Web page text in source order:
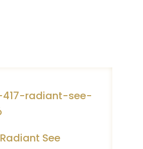
Radiant See